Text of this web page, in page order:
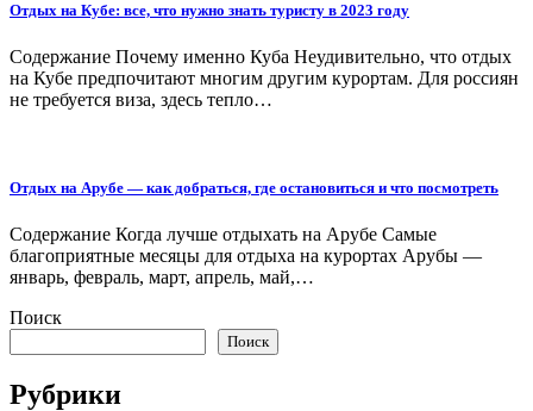
Отдых на Кубе: все, что нужно знать туристу в 2023 году
Содержание Почему именно Куба Неудивительно, что отдых
на Кубе предпочитают многим другим курортам. Для россиян
не требуется виза, здесь тепло…
Отдых на Арубе — как добраться, где остановиться и что посмотреть
Содержание Когда лучше отдыхать на Арубе Самые
благоприятные месяцы для отдыха на курортах Арубы —
январь, февраль, март, апрель, май,…
Поиск
Поиск
Рубрики